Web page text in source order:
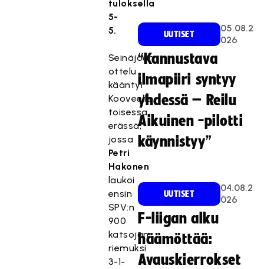
tuloksella
5-
5.
Seinäjoen
ottelu
kääntyi
Kooveelle
toisessa
erässä,
jossa
Petri
Hakonen
laukoi
ensin
SPV:n
900
katsojan
riemuksi
3-1-
UUTISET
05.08.2
026
“Kannustava
ilmapiiri syntyy
yhdessä – Reilu
Aikuinen -pilotti
käynnistyy”
UUTISET
04.08.2
026
F-liigan alku
häämöttää:
Avauskierrokset